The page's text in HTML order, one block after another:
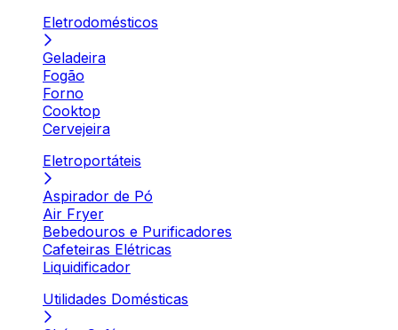
Eletrodomésticos
Geladeira
Fogão
Forno
Cooktop
Cervejeira
Eletroportáteis
Aspirador de Pó
Air Fryer
Bebedouros e Purificadores
Cafeteiras Elétricas
Liquidificador
Utilidades Domésticas